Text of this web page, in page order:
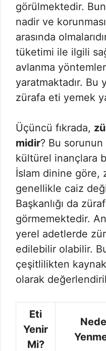
görülmektedir.
nadir ve
arasında
tüketimi ile ilgili
avlanma
yaratmaktadır. Bu
zürafa eti yemek
Üçüncü fıkrada,
midir? Bu sorunun
kültürel inançlara
İslam dinine göre,
genellikle caiz
Başkanlığı da
görmemektedir.
yerel adetlerde
edilebilir olabilir.
çeşitlilikten
olarak
Eti
Yenir
Mi?